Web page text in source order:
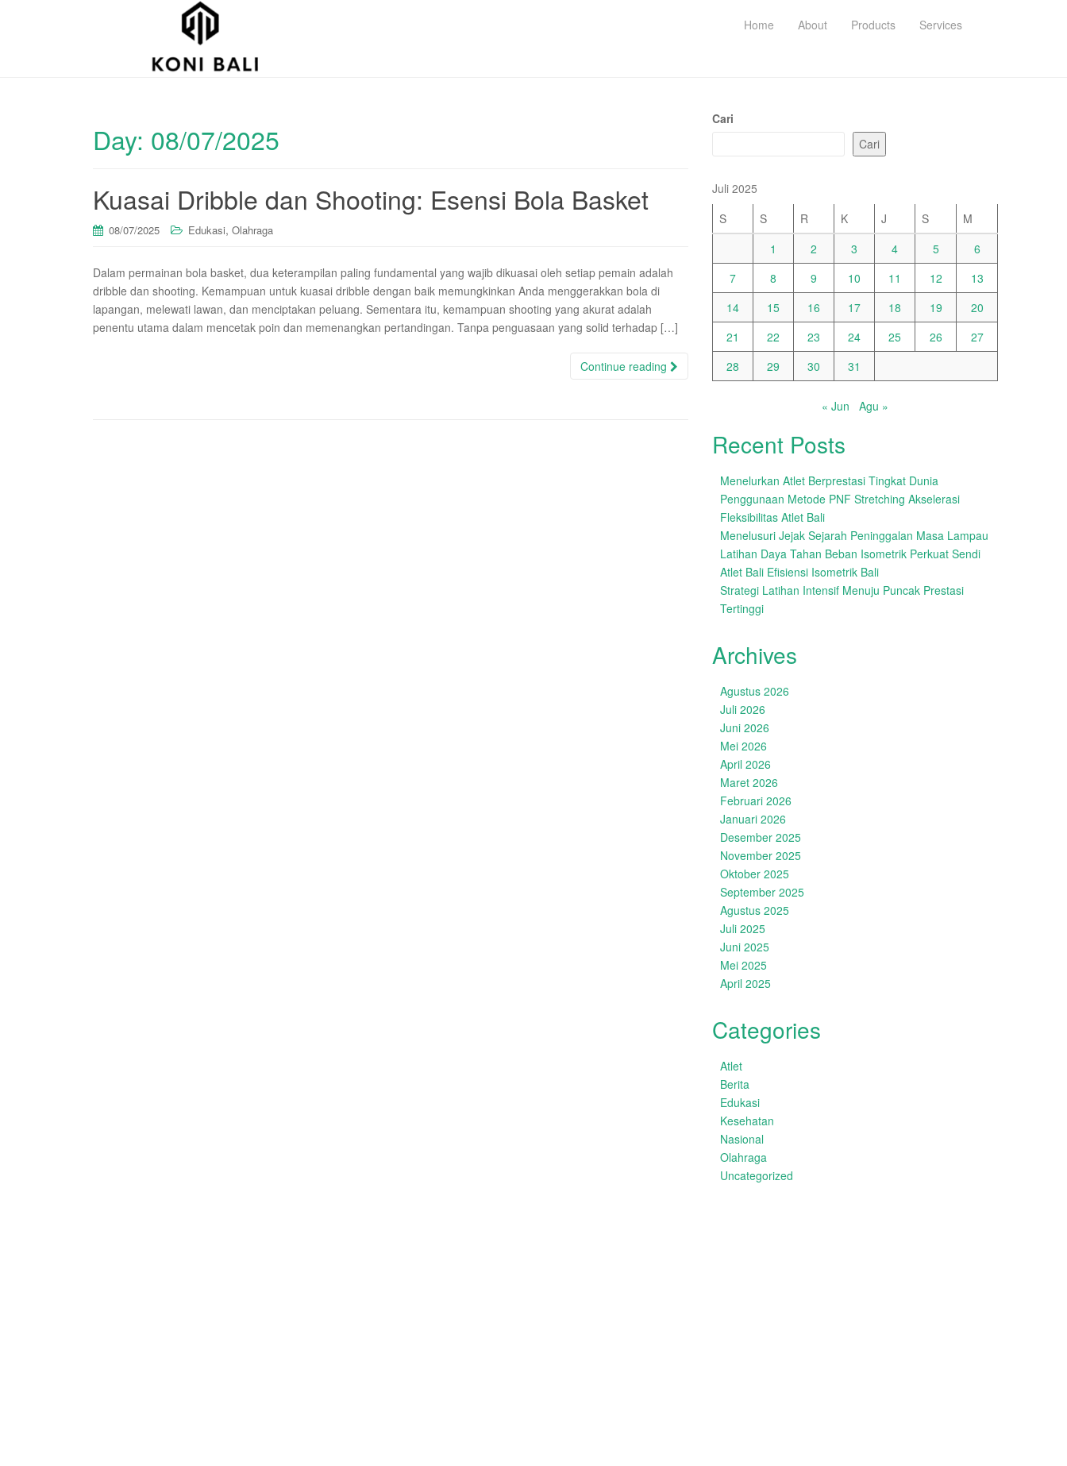
Home About Products Services
Day: 08/07/2025
Kuasai Dribble dan Shooting: Esensi Bola Basket
08/07/2025 Edukasi, Olahraga
Dalam permainan bola basket, dua keterampilan paling fundamental yang wajib dikuasai oleh setiap pemain adalah
dribble dan shooting. Kemampuan untuk kuasai dribble dengan baik memungkinkan Anda menggerakkan bola di
lapangan, melewati lawan, dan menciptakan peluang. Sementara itu, kemampuan shooting yang akurat adalah
penentu utama dalam mencetak poin dan memenangkan pertandingan. Tanpa penguasaan yang solid terhadap […]
Continue reading
Cari
Cari
Juli 2025
S
S R K J S
M
1
2 3 4 5
6
7
8 9 10 11 12
13
14
15 16 17 18 19
20
21
22 23 24 25 26
27
28
29 30 31
« Jun Agu »
Recent Posts
Menelurkan Atlet Berprestasi Tingkat Dunia
Penggunaan Metode PNF Stretching Akselerasi
Fleksibilitas Atlet Bali
Menelusuri Jejak Sejarah Peninggalan Masa Lampau
Latihan Daya Tahan Beban Isometrik Perkuat Sendi
Atlet Bali Efisiensi Isometrik Bali
Strategi Latihan Intensif Menuju Puncak Prestasi
Tertinggi
Archives
Agustus 2026
Juli 2026
Juni 2026
Mei 2026
April 2026
Maret 2026
Februari 2026
Januari 2026
Desember 2025
November 2025
Oktober 2025
September 2025
Agustus 2025
Juli 2025
Juni 2025
Mei 2025
April 2025
Categories
Atlet
Berita
Edukasi
Kesehatan
Nasional
Olahraga
Uncategorized